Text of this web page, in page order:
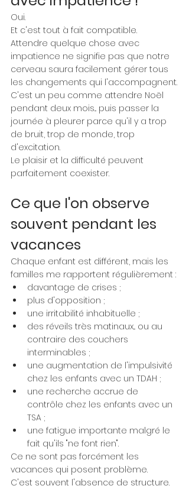
Oui.
Et c'est tout à fait compatible.
Attendre quelque chose avec
impatience ne signifie pas que notre
cerveau saura facilement gérer tous
les changements qui l'accompagnent.
C'est un peu comme attendre Noël
pendant deux mois... puis passer la
journée à pleurer parce qu'il y a trop
de bruit, trop de monde, trop
d'excitation.
Le plaisir et la difficulté peuvent
parfaitement coexister.
Ce que l'on observe
souvent pendant les
vacances
Chaque enfant est différent, mais les
familles me rapportent régulièrement :
davantage de crises ;
plus d'opposition ;
une irritabilité inhabituelle ;
des réveils très matinaux... ou au
contraire des couchers
interminables ;
une augmentation de l'impulsivité
chez les enfants avec un TDAH ;
une recherche accrue de
contrôle chez les enfants avec un
TSA ;
une fatigue importante malgré le
fait qu'ils "ne font rien".
Ce ne sont pas forcément les
vacances qui posent problème.
C'est souvent l'absence de structure.